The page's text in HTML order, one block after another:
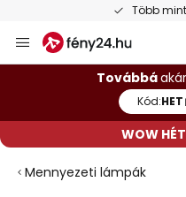
Több
Ugrás
a
tartalomhozTovábbá
Kód:HET
WOW
Mennyezeti lámpák